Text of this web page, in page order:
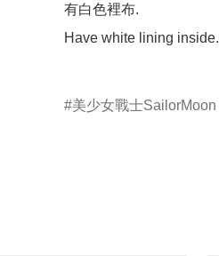
有白色裡布.
Have white lining inside.
美少女戰士SailorMoon